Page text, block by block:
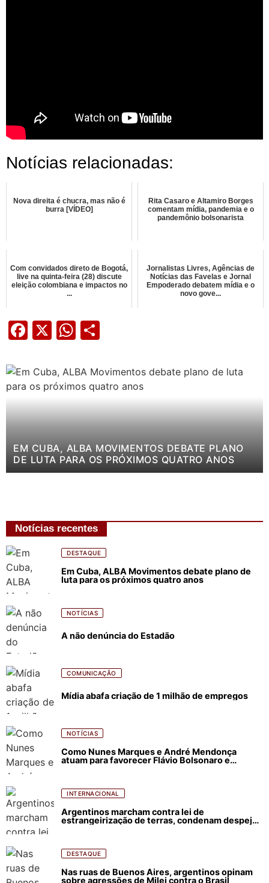
Notícias relacionadas:
Nova direita é chucra, mas não é
burra [VÍDEO]
Rita Casaro e Altamiro Borges
comentam mídia, pandemia e o
pandemônio bolsonarista
Com convidados direto de Bogotá,
live na quinta-feira (28) discute
eleição colombiana e impactos no
...
Jornalistas Livres, Agências de
Notícias das Favelas e Jornal
Empoderado debatem mídia e o
novo gove...
Facebook
X WhatsApp
EM CUBA, ALBA MOVIMENTOS DEBATE PLANO
DE LUTA PARA OS PRÓXIMOS QUATRO ANOS
Notícias recentes
DESTAQUE
Em Cuba, ALBA Movimentos debate plano de
luta para os próximos quatro anos
NOTÍCIAS
A não denúncia do Estadão
COMUNICAÇÃO
Mídia abafa criação de 1 milhão de empregos
NOTÍCIAS
Como Nunes Marques e André Mendonça
atuam para favorecer Flávio Bolsonaro e
INTERNACIONAL
Argentinos marcham contra lei de
estrangeirização de terras, condenam despejos
DESTAQUE
Nas ruas de Buenos Aires, argentinos opinam
sobre agressões de Milei contra o Brasil